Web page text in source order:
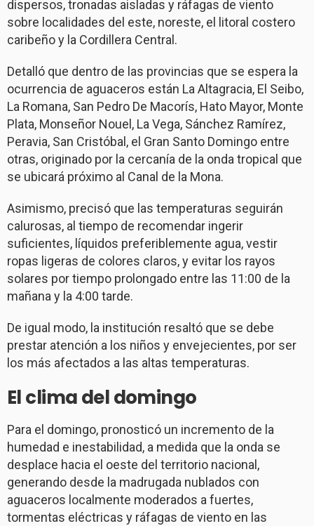
dispersos, tronadas aisladas y ráfagas de viento
sobre localidades del este, noreste, el litoral costero
caribeño y la Cordillera Central.
Detalló que dentro de las provincias que se espera la
ocurrencia de aguaceros están La Altagracia, El Seibo,
La Romana, San Pedro De Macorís, Hato Mayor, Monte
Plata, Monseñor Nouel, La Vega, Sánchez Ramírez,
Peravia, San Cristóbal, el Gran Santo Domingo entre
otras, originado por la cercanía de la onda tropical que
se ubicará próximo al Canal de la Mona.
Asimismo, precisó que las temperaturas seguirán
calurosas, al tiempo de recomendar ingerir
suficientes, líquidos preferiblemente agua, vestir
ropas ligeras de colores claros, y evitar los rayos
solares por tiempo prolongado entre las 11:00 de la
mañana y la 4:00 tarde.
De igual modo, la institución resaltó que se debe
prestar atención a los niños y envejecientes, por ser
los más afectados a las altas temperaturas.
El clima del domingo
Para el domingo, pronosticó un incremento de la
humedad e inestabilidad, a medida que la onda se
desplace hacia el oeste del territorio nacional,
generando desde la madrugada nublados con
aguaceros localmente moderados a fuertes,
tormentas eléctricas y ráfagas de viento en las